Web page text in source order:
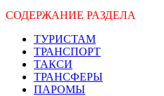
СОДЕРЖАНИЕ РАЗДЕЛА
ТУРИСТАМ
ТРАНСПОРТ
ТАКСИ
ТРАНСФЕРЫ
ПАРОМЫ